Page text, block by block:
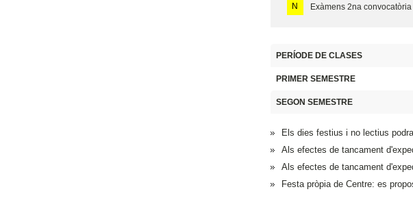
N Exàmens 2na convocatòria
PERÍODE DE CLASES
PRIMER SEMESTRE
SEGON SEMESTRE
Els dies festius i no lectius
Als efectes de tancament
Als efectes de tancament
Festa pròpia de Centre: es